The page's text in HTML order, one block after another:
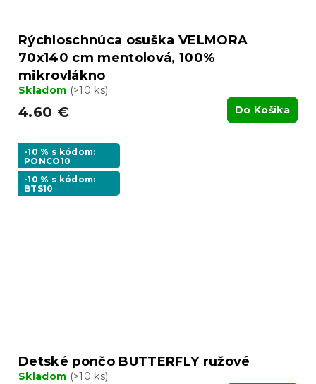
Rýchloschnúca osuška VELMORA
70x140 cm mentolová, 100%
mikrovlákno
Skladom (>10 ks)
4.60 € Do Košíka
-10 % s kódom:
PONCO10
-10 % s kódom:
BTS10
Detské pončo BUTTERFLY ružové
Skladom (>10 ks)